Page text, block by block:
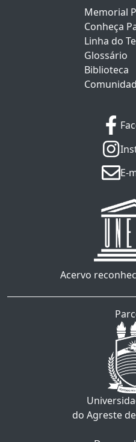
Memorial
Conheça
Linha do
Glossário
Biblioteca
E-
Acervo
do Agreste